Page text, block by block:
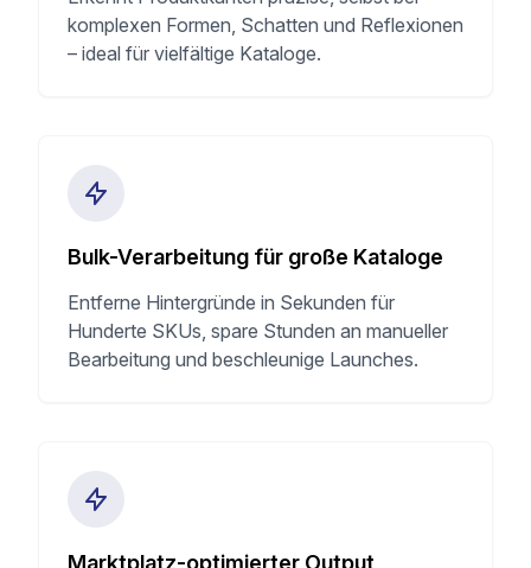
komplexen Formen, Schatten und Reflexionen
– ideal für vielfältige Kataloge.
Bulk-Verarbeitung für große Kataloge
Entferne Hintergründe in Sekunden für
Hunderte SKUs, spare Stunden an manueller
Bearbeitung und beschleunige Launches.
Marktplatz-optimierter Output